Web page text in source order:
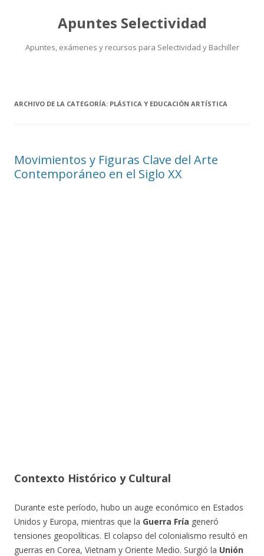
Apuntes Selectividad
Apuntes, exámenes y recursos para Selectividad y Bachiller
ARCHIVO DE LA CATEGORÍA: PLÁSTICA Y EDUCACIÓN ARTÍSTICA
Movimientos y Figuras Clave del Arte
Contemporáneo en el Siglo XX
Contexto Histórico y Cultural
Durante este período, hubo un auge económico en Estados
Unidos y Europa, mientras que la Guerra Fría generó
tensiones geopolíticas. El colapso del colonialismo resultó en
guerras en Corea, Vietnam y Oriente Medio. Surgió la Unión